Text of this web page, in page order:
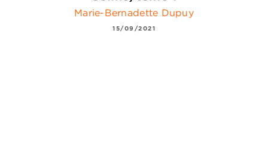
Marie-Bernadette Dupuy
15/09/2021